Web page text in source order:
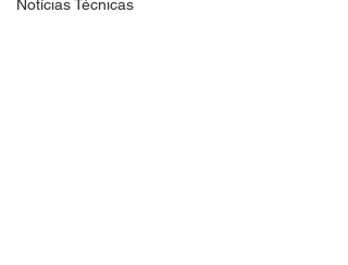
Notícias Técnicas